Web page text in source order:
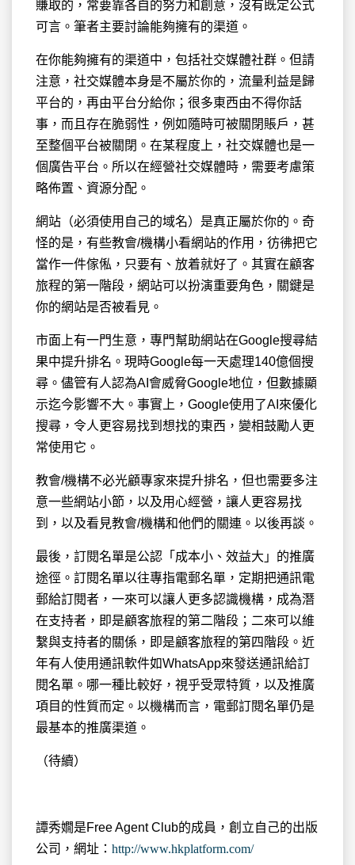
賺取的，常要靠各自的努力和創意，沒有既定公式
可言。筆者主要討論能夠擁有的渠道。
在你能夠擁有的渠道中，包括社交媒體社群。但請
注意，社交媒體本身是不屬於你的，流量利益是歸
平台的，再由平台分給你；很多東西由不得你話
事，而且存在脆弱性，例如隨時可被關閉賬戶，甚
至整個平台被關閉。在某程度上，社交媒體也是一
個廣告平台。所以在經營社交媒體時，需要考慮策
略佈置、資源分配。
網站（必須使用自己的域名）是真正屬於你的。奇
怪的是，有些教會/機構小看網站的作用，彷彿把它
當作一件傢俬，只要有、放着就好了。其實在顧客
旅程的第一階段，網站可以扮演重要角色，關鍵是
你的網站是否被看見。
市面上有一門生意，專門幫助網站在Google搜尋結
果中提升排名。現時Google每一天處理140億個搜
尋。儘管有人認為AI會威脅Google地位，但數據顯
示迄今影響不大。事實上，Google使用了AI來優化
搜尋，令人更容易找到想找的東西，變相鼓勵人更
常使用它。
教會/機構不必光顧專家來提升排名，但也需要多注
意一些網站小節，以及用心經營，讓人更容易找
到，以及看見教會/機構和他們的關連。以後再談。
最後，訂閱名單是公認「成本小、效益大」的推廣
途徑。訂閱名單以往專指電郵名單，定期把通訊電
郵給訂閱者，一來可以讓人更多認識機構，成為潛
在支持者，即是顧客旅程的第二階段；二來可以維
繫與支持者的關係，即是顧客旅程的第四階段。近
年有人使用通訊軟件如WhatsApp來發送通訊給訂
閱名單。哪一種比較好，視乎受眾特質，以及推廣
項目的性質而定。以機構而言，電郵訂閱名單仍是
最基本的推廣渠道。
（待續）
譚秀嫺是Free Agent Club的成員，創立自己的出版
公司，網址： http://www.hkplatform.com/